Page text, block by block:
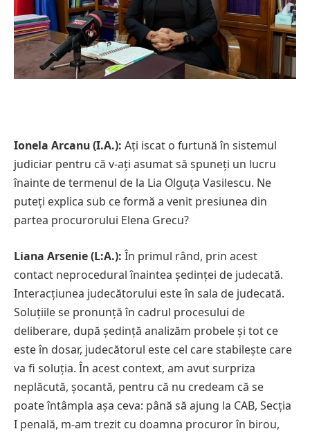
Ionela Arcanu (I.A.): Ați iscat o furtună în sistemul
judiciar pentru că v-ați asumat să spuneți un lucru
înainte de termenul de la Lia Olguța Vasilescu. Ne
puteți explica sub ce formă a venit presiunea din
partea procurorului Elena Grecu?
Liana Arsenie (L:A.): În primul rând, prin acest
contact neprocedural înaintea ședinței de judecată.
Interacțiunea judecătorului este în sala de judecată.
Soluțiile se pronunță în cadrul procesului de
deliberare, după ședință analizăm probele și tot ce
este în dosar, judecătorul este cel care stabilește care
va fi soluția. În acest context, am avut surpriza
neplăcută, șocantă, pentru că nu credeam că se
poate întâmpla așa ceva: până să ajung la CAB, Secția
I penală, m-am trezit cu doamna procuror în birou,